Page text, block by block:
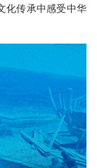
化传承中感受中华